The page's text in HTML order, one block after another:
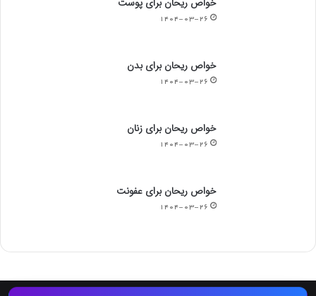
۱۴۰۴-۰۳-۲۶
خواص ریحان برای بدن
۱۴۰۴-۰۳-۲۶
خواص ریحان برای زنان
۱۴۰۴-۰۳-۲۶
خواص ریحان برای عفونت
۱۴۰۴-۰۳-۲۶